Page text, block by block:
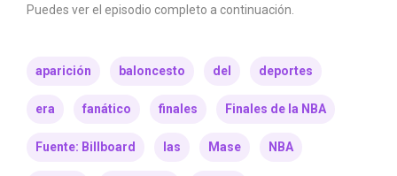
Puedes ver el episodio completo a continuación.
aparición baloncesto del deportes
era fanático finales Finales de la NBA
Fuente: Billboard las Mase NBA